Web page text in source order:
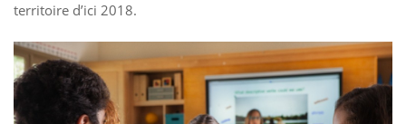
territoire d’ici 2018.